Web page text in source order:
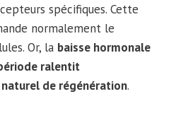
spécifiques. Cette
normalement le
Or, la baisse hormonale
ralentit
de régénération.